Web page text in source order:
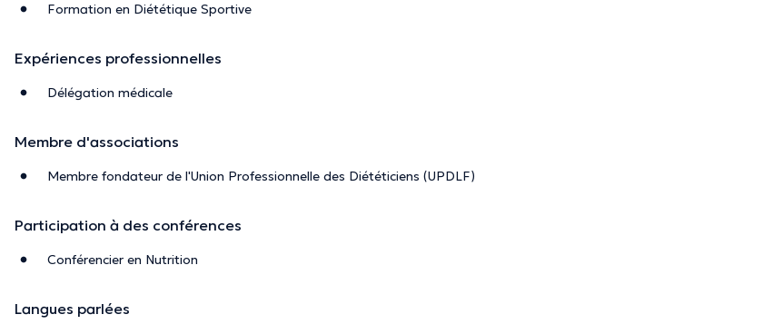
Formation en Diététique Sportive
Expériences professionnelles
Délégation médicale
Membre d'associations
Membre fondateur de l'Union Professionnelle des Diététiciens (UPDLF)
Participation à des conférences
Conférencier en Nutrition
Langues parlées